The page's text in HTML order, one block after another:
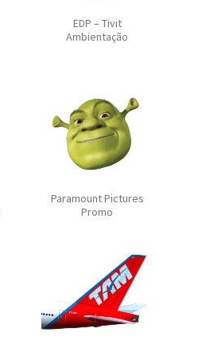
EDP – Tivit
Ambientação
Paramount Pictures
Promo